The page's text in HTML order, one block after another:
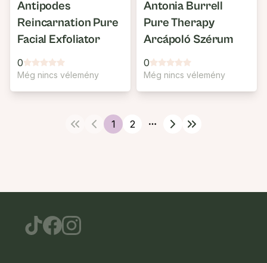
Antipodes
Reincarnation Pure
Facial Exfoliator
0
Még nincs vélemény
Antonia Burrell
Pure Therapy
Arcápoló Szérum
0
Még nincs vélemény
1 2
More pages